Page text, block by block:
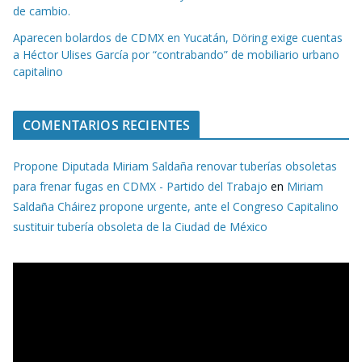
de cambio.
Aparecen bolardos de CDMX en Yucatán, Döring exige cuentas
a Héctor Ulises García por “contrabando” de mobiliario urbano
capitalino
COMENTARIOS RECIENTES
Propone Diputada Miriam Saldaña renovar tuberías obsoletas
para frenar fugas en CDMX - Partido del Trabajo en Miriam
Saldaña Cháirez propone urgente, ante el Congreso Capitalino
sustituir tubería obsoleta de la Ciudad de México